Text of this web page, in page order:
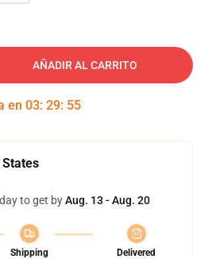
AÑADIR AL CARRITO
en 03: 29: 54
to get byAug. 13 - Aug. 20
Shipping
Delivered